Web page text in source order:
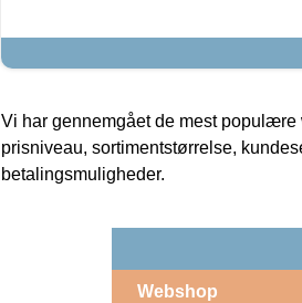
Vi har gennemgået de mest populære
prisniveau, sortimentstørrelse,
betalingsmuligheder.
Webshop